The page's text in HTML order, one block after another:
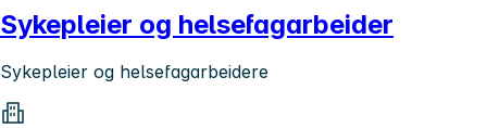
Sykepleier og helsefagarbeider
Sykepleier og helsefagarbeidere